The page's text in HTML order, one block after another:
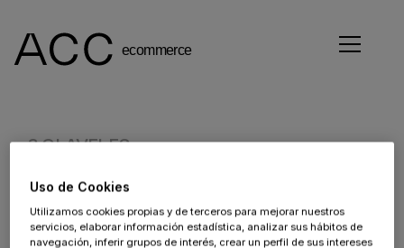
3 CLAVELES
Cliente:
Sector:
Uso de Cookies
Utilizamos cookies propias y de terceros para mejorar nuestros
servicios, elaborar información estadística, analizar sus hábitos de
navegación, inferir grupos de interés, crear un perfil de sus intereses